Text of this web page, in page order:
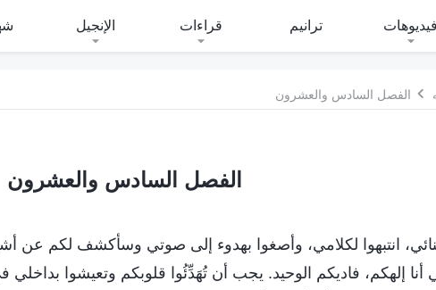
فيديوهات ترانيم قراءات الإنجيل
الفصل السادس والعشرون
الفصل السادس والعشرون
انتبهوا لكلامي، وأصغوا بهدوء إلى صوتي وسأكشف لكم عن
أنا إلهكم، فاديكم الوحيد. يجب أن تُهَدِّئُوا قلوبكم وتعيشوا